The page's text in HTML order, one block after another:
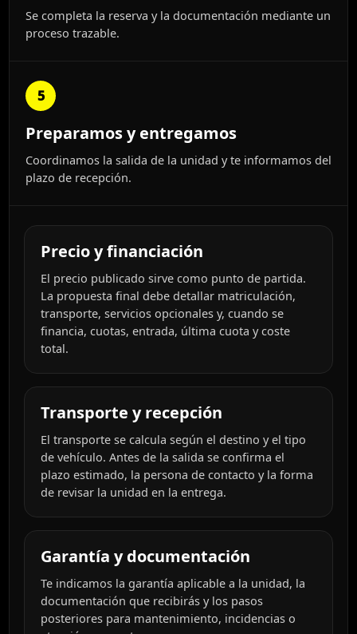
Se completa la reserva y la documentación mediante un
proceso trazable.
5
Preparamos y entregamos
Coordinamos la salida de la unidad y te informamos del
plazo de recepción.
Precio y financiación
El precio publicado sirve como punto de partida.
La propuesta final debe detallar matriculación,
transporte, servicios opcionales y, cuando se
financia, cuotas, entrada, última cuota y coste
total.
Transporte y recepción
El transporte se calcula según el destino y el tipo
de vehículo. Antes de la salida se confirma el
plazo estimado, la persona de contacto y la forma
de revisar la unidad en la entrega.
Garantía y documentación
Te indicamos la garantía aplicable a la unidad, la
documentación que recibirás y los pasos
posteriores para mantenimiento, incidencias o